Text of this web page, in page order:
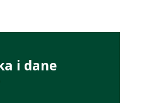
i dane